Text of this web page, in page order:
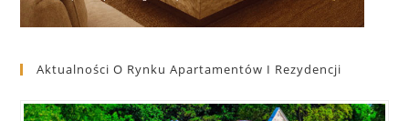
Aktualności O Rynku Apartamentów I Rezydencji